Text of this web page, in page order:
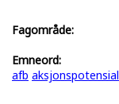
Fagområde:
Emneord:
afb aksjonspotensial